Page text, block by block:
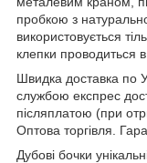
пробкою з
використовується
клепки проводиться
Швидка доставка по
службою експрес
післяплатою (при
Оптова торгівля.
Дубові бочки